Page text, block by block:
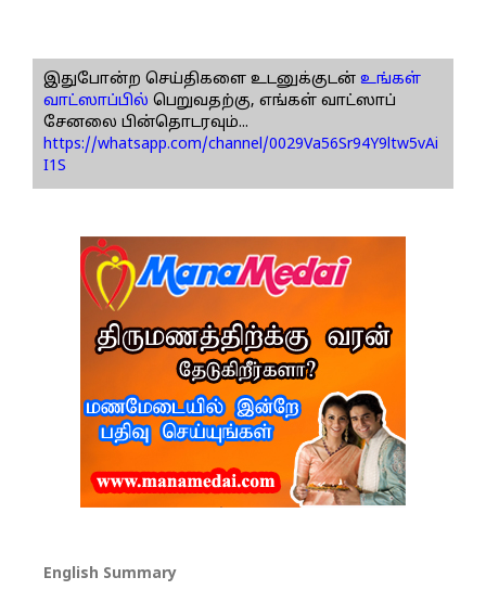
இதுபோன்ற செய்திகளை உடனுக்குடன் உங்கள்
வாட்ஸாப்பில் பெறுவதற்கு, எங்கள் வாட்ஸாப்
சேனலை பின்தொடரவும்...
https://whatsapp.com/channel/0029Va56Sr94Y9ltw5vAi
I1S
English Summary